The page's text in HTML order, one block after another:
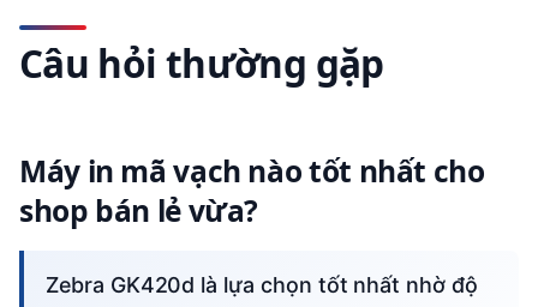
Câu hỏi thường gặp
Máy in mã vạch nào tốt nhất cho
shop bán lẻ vừa?
Zebra GK420d là lựa chọn tốt nhất nhờ độ